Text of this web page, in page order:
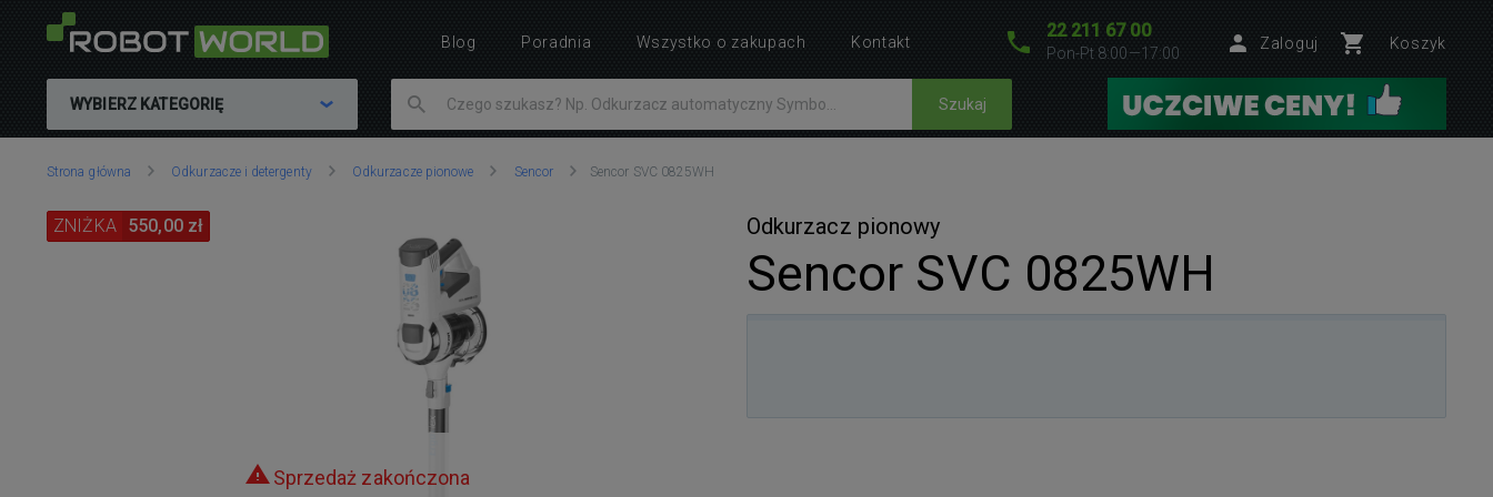
22 211 67 00
Pon-Pt 8:00—17:00
Zaloguj Koszyk
WYBIERZ KATEGORIĘ Szukaj
Znajdujesz
tutaj:
Strona główna Odkurzacze i detergenty Odkurzacze pionowe Sencor Sencor SVC 0825WH
Sprzedaż zakończona
ZNIŻKA 550,00 zł Odkurzacz pionowy
Sencor SVC 0825WH
Blog Poradnia Wszystko o zakupach Kontakt